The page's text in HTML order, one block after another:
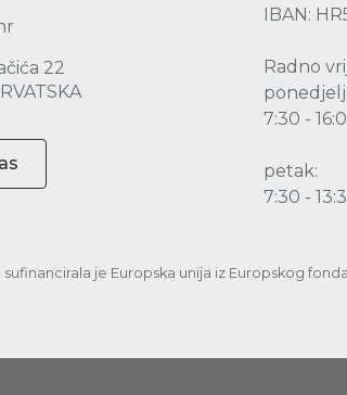
22
IBAN:
Radno
7:30 -
petak:
7:30 -
je Europska unija iz Europskog